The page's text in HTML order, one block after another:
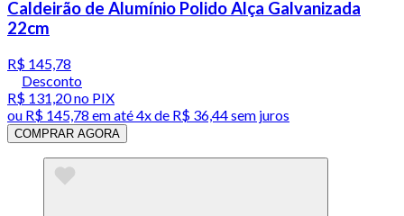
Caldeirão de Alumínio Polido Alça Galvanizada
22cm
R$ 145,78
Desconto
R$ 131,20no PIX
ou R$ 145,78 em até4x de R$ 36,44 sem juros
COMPRAR AGORA